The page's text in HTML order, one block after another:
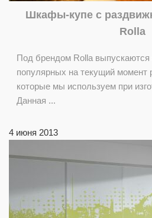
Шкафы-купе с
Rolla
Под брендом Rolla
популярных на текущий момент
которые мы используем при
Данная ...
4 июня 2013